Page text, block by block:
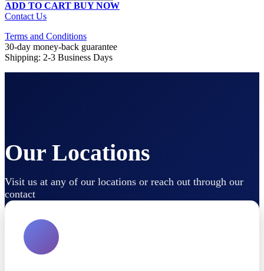
ADD TO CART BUY NOW
Contact Us
Terms and Conditions
30-day money-back guarantee
Shipping: 2-3 Business Days
Our Locations
Visit us at any of our locations or reach out through our
contact